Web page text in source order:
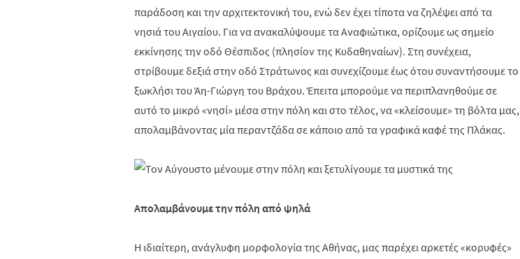
παράδοση και την αρχιτεκτονική του, ενώ δεν έχει τίποτα να ζηλέψει από τα
νησιά του Αιγαίου. Για να ανακαλύψουμε τα Αναφιώτικα, ορίζουμε ως σημείο
εκκίνησης την οδό Θέσπιδος (πλησίον της Κυδαθηναίων). Στη συνέχεια,
στρίβουμε δεξιά στην οδό Στράτωνος και συνεχίζουμε έως ότου συναντήσουμε το
ξωκλήσι του Άη-Γιώργη του Βράχου. Έπειτα μπορούμε να περιπλανηθούμε σε
αυτό το μικρό «νησί» μέσα στην πόλη και στο τέλος, να «κλείσουμε» τη βόλτα μας,
απολαμβάνοντας μία περαντζάδα σε κάποιο από τα γραφικά καφέ της Πλάκας.
Απολαμβάνουμε την πόλη από ψηλά
Η ιδιαίτερη, ανάγλυφη μορφολογία της Αθήνας, μας παρέχει αρκετές «κορυφές»